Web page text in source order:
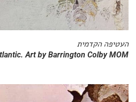
העטיפה הקדמית
Art by Barrington Colby MOM